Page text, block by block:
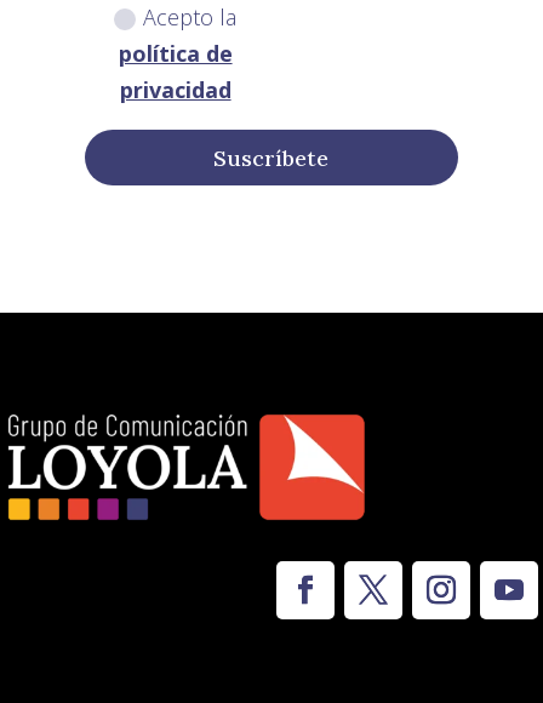
Acepto la
política de
privacidad
Suscríbete